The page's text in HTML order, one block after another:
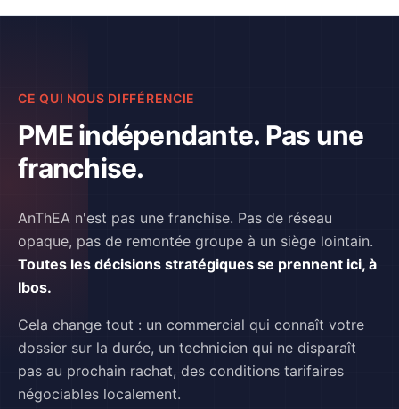
CE QUI NOUS DIFFÉRENCIE
PME indépendante. Pas une
franchise.
AnThEA n'est pas une franchise. Pas de réseau
opaque, pas de remontée groupe à un siège lointain.
Toutes les décisions stratégiques se prennent ici, à
Ibos.
Cela change tout : un commercial qui connaît votre
dossier sur la durée, un technicien qui ne disparaît
pas au prochain rachat, des conditions tarifaires
négociables localement.